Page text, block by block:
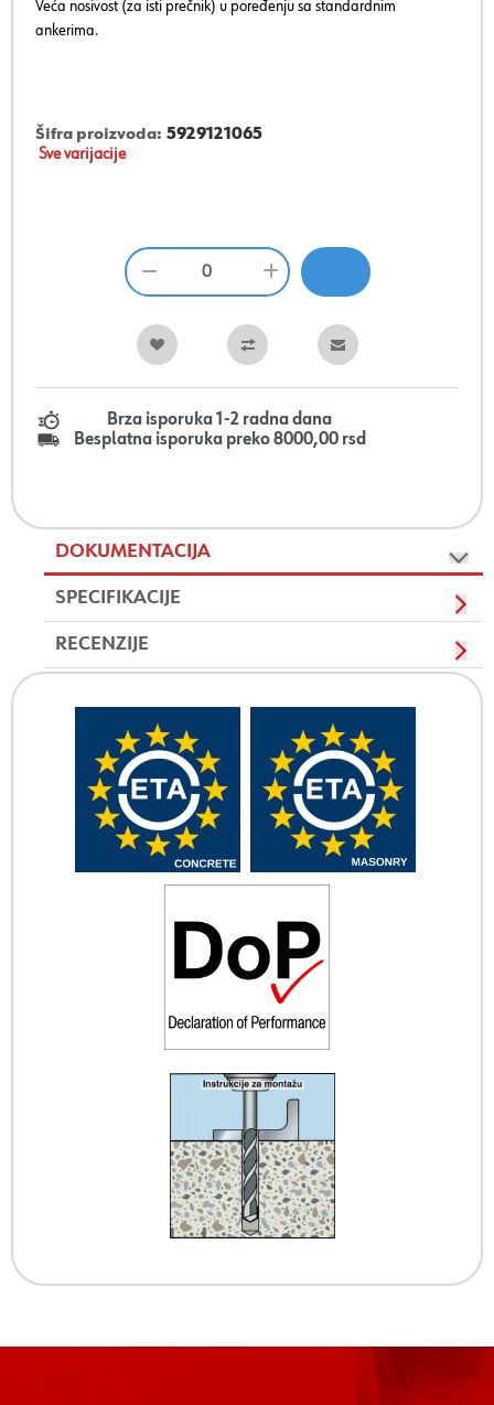
Veća nosivost (za isti prečnik) u poređenju sa standardnim
ankerima.
Šifra proizvoda: 5929121065
Sve varijacije
Brza isporuka 1-2 radna dana
Besplatna isporuka preko 8000,00 rsd
DOKUMENTACIJA
SPECIFIKACIJE
RECENZIJE